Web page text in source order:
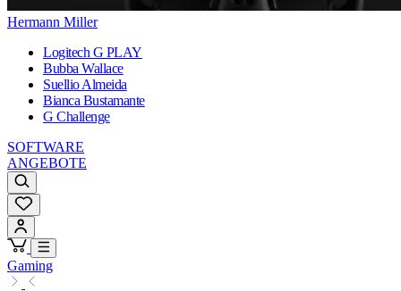
Hermann Miller
Logitech G PLAY
Bubba Wallace
Suellio Almeida
Bianca Bustamante
G Challenge
SOFTWARE
ANGEBOTE
Gaming